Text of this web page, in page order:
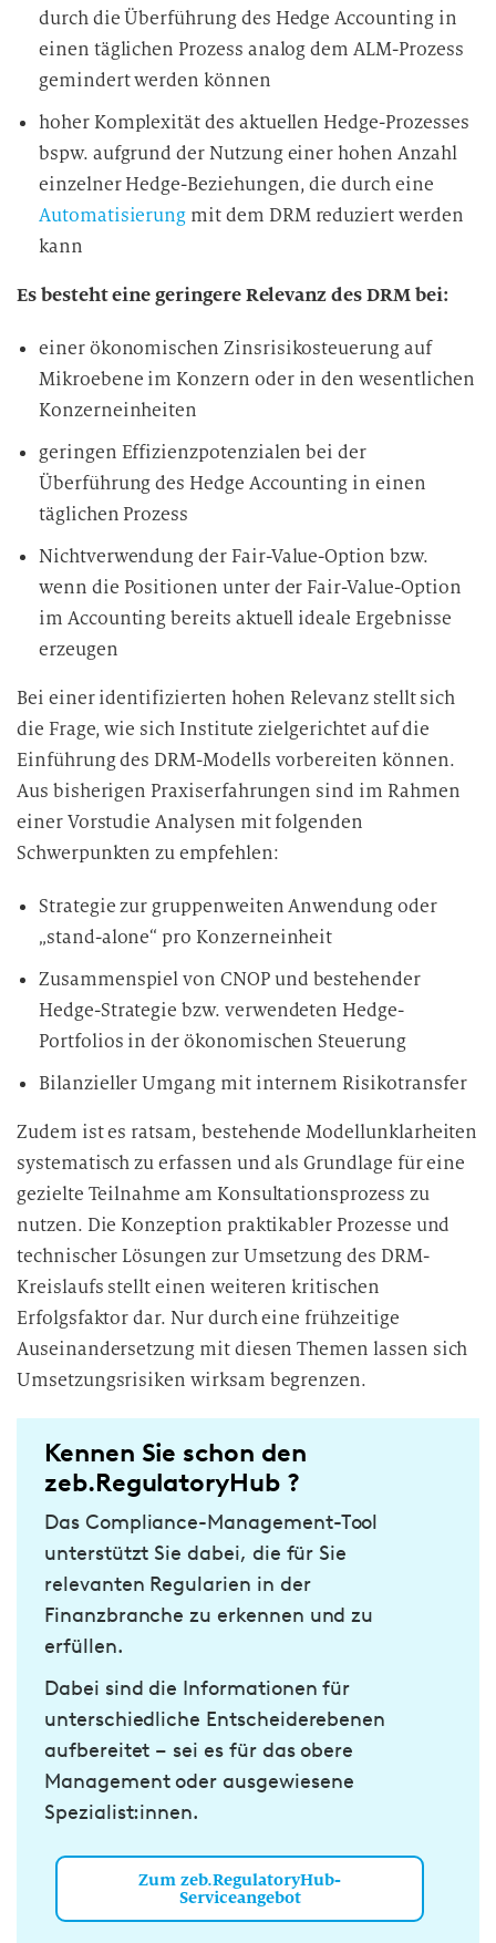
e
u
n
g
durch die Überführung des Hedge Accounting in
einen täglichen Prozess analog dem ALM-Prozess
gemindert werden können
hoher Komplexität des aktuellen Hedge-Prozesses
bspw. aufgrund der Nutzung einer hohen Anzahl
einzelner Hedge-Beziehungen, die durch eine
Automatisierung mit dem DRM reduziert werden
kann
Es besteht eine geringere Relevanz des DRM bei:
einer ökonomischen Zinsrisikosteuerung auf
Mikroebene im Konzern oder in den wesentlichen
Konzerneinheiten
geringen Effizienzpotenzialen bei der
Überführung des Hedge Accounting in einen
täglichen Prozess
Nichtverwendung der Fair-Value-Option bzw.
wenn die Positionen unter der Fair-Value-Option
im Accounting bereits aktuell ideale Ergebnisse
erzeugen
Bei einer identifizierten hohen Relevanz stellt sich
die Frage, wie sich Institute zielgerichtet auf die
Einführung des DRM-Modells vorbereiten können.
Aus bisherigen Praxiserfahrungen sind im Rahmen
einer Vorstudie Analysen mit folgenden
Schwerpunkten zu empfehlen:
Strategie zur gruppenweiten Anwendung oder
„stand-alone“ pro Konzerneinheit
Zusammenspiel von CNOP und bestehender
Hedge-Strategie bzw. verwendeten Hedge-
Portfolios in der ökonomischen Steuerung
Bilanzieller Umgang mit internem Risikotransfer
Zudem ist es ratsam, bestehende Modellunklarheiten
systematisch zu erfassen und als Grundlage für eine
gezielte Teilnahme am Konsultationsprozess zu
nutzen. Die Konzeption praktikabler Prozesse und
technischer Lösungen zur Umsetzung des DRM-
Kreislaufs stellt einen weiteren kritischen
Erfolgsfaktor dar. Nur durch eine frühzeitige
Auseinandersetzung mit diesen Themen lassen sich
Umsetzungsrisiken wirksam begrenzen.
Kennen Sie schon den
zeb.RegulatoryHub ?
Das Compliance-Management-Tool
unterstützt Sie dabei, die für Sie
relevanten Regularien in der
Finanzbranche zu erkennen und zu
erfüllen.
Dabei sind die Informationen für
unterschiedliche Entscheiderebenen
aufbereitet – sei es für das obere
Management oder ausgewiesene
Spezialist:innen.
Zum zeb.RegulatoryHub-
Serviceangebot